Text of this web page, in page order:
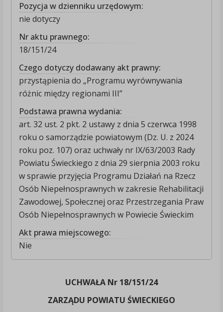
Pozycja w dzienniku urzędowym:
nie dotyczy
Nr aktu prawnego:
18/151/24
Czego dotyczy dodawany akt prawny:
przystąpienia do „Programu wyrównywania
różnic między regionami III”
Podstawa prawna wydania:
art. 32 ust. 2 pkt. 2 ustawy z dnia 5 czerwca 1998
roku o samorządzie powiatowym (Dz. U. z 2024
roku poz. 107) oraz uchwały nr IX/63/2003 Rady
Powiatu Świeckiego z dnia 29 sierpnia 2003 roku
w sprawie przyjęcia Programu Działań na Rzecz
Osób Niepełnosprawnych w zakresie Rehabilitacji
Zawodowej, Społecznej oraz Przestrzegania Praw
Osób Niepełnosprawnych w Powiecie Świeckim
Akt prawa miejscowego:
Nie
UCHWAŁA Nr 18/151/24
ZARZĄDU POWIATU ŚWIECKIEGO